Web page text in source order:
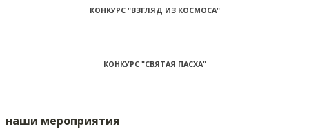
КОНКУРС "ВЗГЛЯД ИЗ КОСМОСА"
КОНКУРС "СВЯТАЯ ПАСХА"
наши мероприятия